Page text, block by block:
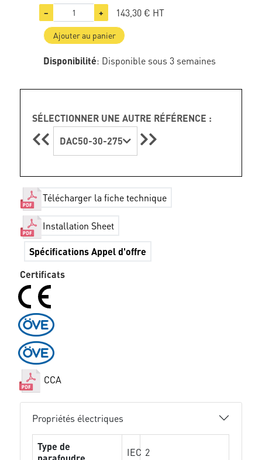
− + 143,30 € HT
Ajouter au panier
Disponibilité: Disponible sous 3 semaines
SÉLECTIONNER UNE AUTRE RÉFÉRENCE :
DAC50-30-275
Télécharger la fiche technique
Installation Sheet
Spécifications Appel d'offre
Certificats
CCA
Propriétés électriques
Type de
IEC 2